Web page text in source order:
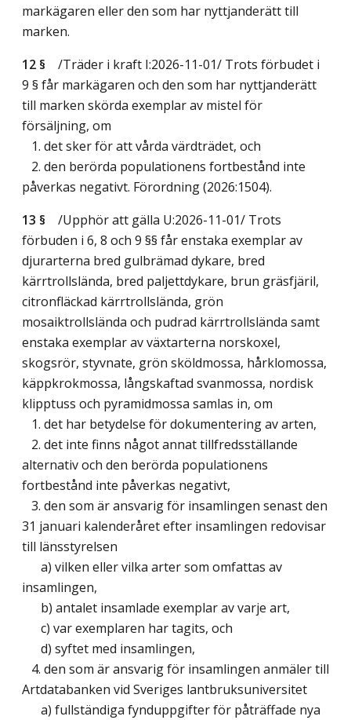
markägaren eller den som har nyttjanderätt till
marken.
12 §
/Träder i kraft I:2026-11-01/ Trots förbudet i
9 § får markägaren och den som har nyttjanderätt
till marken skörda exemplar av mistel för
försäljning, om
1. det sker för att vårda värdträdet, och
2. den berörda populationens fortbestånd inte
påverkas negativt. Förordning (2026:1504).
13 §
/Upphör att gälla U:2026-11-01/ Trots
förbuden i 6, 8 och 9 §§ får enstaka exemplar av
djurarterna bred gulbrämad dykare, bred
kärrtrollslända, bred paljettdykare, brun gräsfjäril,
citronfläckad kärrtrollslända, grön
mosaiktrollslända och pudrad kärrtrollslända samt
enstaka exemplar av växtarterna norskoxel,
skogsrör, styvnate, grön sköldmossa, hårklomossa,
käppkrokmossa, långskaftad svanmossa, nordisk
klipptuss och pyramidmossa samlas in, om
1. det har betydelse för dokumentering av arten,
2. det inte finns något annat tillfredsställande
alternativ och den berörda populationens
fortbestånd inte påverkas negativt,
3. den som är ansvarig för insamlingen senast den
31 januari kalenderåret efter insamlingen redovisar
till länsstyrelsen
a) vilken eller vilka arter som omfattas av
insamlingen,
b) antalet insamlade exemplar av varje art,
c) var exemplaren har tagits, och
d) syftet med insamlingen,
4. den som är ansvarig för insamlingen anmäler till
Artdatabanken vid Sveriges lantbruksuniversitet
a) fullständiga fynduppgifter för påträffade nya